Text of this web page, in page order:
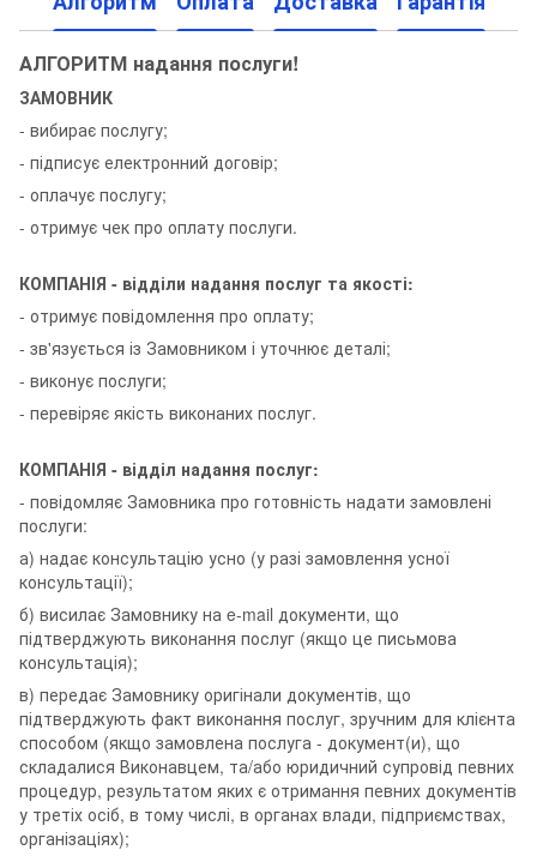
АЛГОРИТМ надання послуги!
ЗАМОВНИК
- вибирає послугу;
- підписує електронний договір;
- оплачує послугу;
- отримує чек про оплату послуги.
КОМПАНІЯ - відділи надання послуг та якості:
- отримує повідомлення про оплату;
- зв'язується із Замовником і уточнює деталі;
- виконує послуги;
- перевіряє якість виконаних послуг.
КОМПАНІЯ - відділ надання послуг:
- повідомляє Замовника про готовність надати замовлені
послуги:
а) надає консультацію усно (у разі замовлення усної
консультації);
б) висилає Замовнику на e-mail документи, що
підтверджують виконання послуг (якщо це письмова
консультація);
в) передає Замовнику оригінали документів, що
підтверджують факт виконання послуг, зручним для клієнта
способом (якщо замовлена послуга - документ(и), що
складалися Виконавцем, та/або юридичний супровід певних
процедур, результатом яких є отримання певних документів
у третіх осіб, в тому числі, в органах влади, підприємствах,
організаціях);